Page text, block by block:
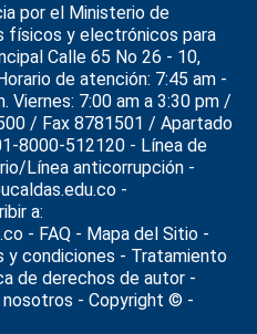
por el Ministerio de
físicos y electrónicos para
Calle 65 No 26 - 10,
de atención: 7:45 am -
Viernes: 7:00 am a 3:30 pm /
/ Fax 8781501 / Apartado
8000-512120 - Línea de
Línea anticorrupción -
-
a:
- FAQ - Mapa del Sitio -
y condiciones - Tratamiento
de derechos de autor -
- Copyright © -